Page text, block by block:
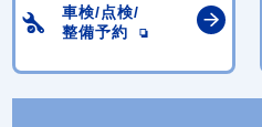
車検/点検/
整備予約